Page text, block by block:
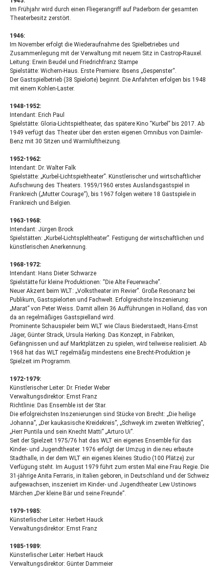
Im Frühjahr wird durch einen Fliegerangriff auf Paderborn der gesamten
Theaterbesitz zerstört.
1946:
Im November erfolgt die Wiederaufnahme des Spielbetriebes und
Zusammenlegung mit der Verwaltung mit neuem Sitz in Castrop-Rauxel.
Leitung: Erwin Beudel und Friedrichfranz Stampe
Spielstätte: Wichern-Haus. Erste Premiere: Ibsens „Gespenster“.
Der Gastspielbetrieb (38 Spielorte) beginnt. Die Anfahrten erfolgen bis 1948
mit einem Kohlen-Laster.
1948-1952:
Intendant: Erich Paul
Spielstätte: Gloria-Lichtspieltheater, das spätere Kino “Kurbel” bis 2017. Ab
1949 verfügt das Theater über den ersten eigenen Omnibus von Daimler-
Benz mit 30 Sitzen und Warmluftheizung.
1952-1962:
Intendant: Dr. Walter Falk
Spielstätte: „Kurbel-Lichtspieltheater”. Künstlerischer und wirtschaftlicher
Aufschwung des Theaters. 1959/1960 erstes Auslandsgastspiel in
Frankreich („Mutter Courage“), bis 1967 folgen weitere 18 Gastspiele in
Frankreich und Belgien.
1963-1968:
Intendant: Jürgen Brock
Spielstätten: „Kurbel-Lichtspleltheater”. Festigung der wirtschaftlichen und
künstlerischen Anerkennung.
1968-1972:
Intendant: Hans Dieter Schwarze
Spielstätte für kleine Produktionen: “Die Alte Feuerwache”.
Neuer Akzent beim WLT: „Volkstheater im Revier”. Große Resonanz bei
Publikum, Gastspielorten und Fachwelt. Erfolgreichste Inszenierung:
„Marat” von Peter Weiss. Damit allein 36 Aufführungen in Holland, das von
da an regelmäßiges Gastspielland wird.
Prominente Schauspieler beim WLT wie Claus Biederstaedt, Hans-Ernst
Jäger, Günter Strack, Ursula Herking. Das Konzept, in Fabriken,
Gefängnissen und auf Marktplätzen zu spielen, wird teilweise realisiert. Ab
1968 hat das WLT regelmäßig mindestens eine Brecht-Produktion je
Spielzeit im Programm.
1972-1979:
Künstlerischer Leiter: Dr. Frieder Weber
Verwaltungsdirektor: Ernst Franz
Richtlinie: Das Ensemble ist der Star.
Die erfolgreichsten Inszenierungen sind Stücke von Brecht: „Die heilige
Johanna”, „Der kaukasische Kreidekreis”, „Schweyk im zweiten Weltkrieg”,
„Herr Puntila und sein Knecht Matti” „Arturo Ui”.
Seit der Spielzeit 1975/76 hat das WLT ein eigenes Ensemble für das
Kinder- und Jugendtheater. 1976 erfolgt der Umzug in die neu erbaute
Stadthalle, in der dem WLT ein eigenes kleines Studio (100 Plätze) zur
Verfügung steht. Im August 1979 führt zum ersten Mal eine Frau Regie. Die
31-jährige Anita Ferraris, in Italien geboren, in Deutschland und der Schweiz
aufgewachsen, inszeniert im Kinder- und Jugendtheater Lew Ustinows
Märchen „Der kleine Bär und seine Freunde“.
1979-1985:
Künsterlischer Leiter: Herbert Hauck
Verwaltungsdirektor: Ernst Franz
1985-1989:
Künsterlischer Leiter: Herbert Hauck
Verwaltungsdirektor: Günter Dammeier